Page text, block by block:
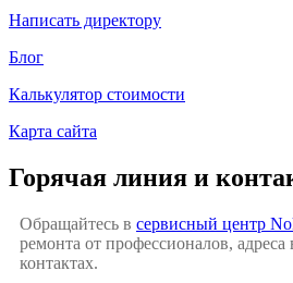
Написать директору
Блог
Калькулятор стоимости
Карта сайта
Горячая линия и
Обращайтесь в сервисный центр
ремонта от профессионалов, адреса
контактах.